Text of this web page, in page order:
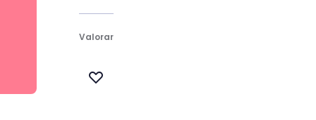
Valorar